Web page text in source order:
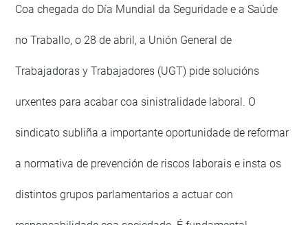
Coa chegada do Día Mundial da Seguridade e a Saúde
no Traballo, o 28 de abril, a Unión General de
Trabajadoras y Trabajadores (UGT) pide solucións
urxentes para acabar coa sinistralidade laboral. O
sindicato subliña a importante oportunidade de reformar
a normativa de prevención de riscos laborais e insta os
distintos grupos parlamentarios a actuar con